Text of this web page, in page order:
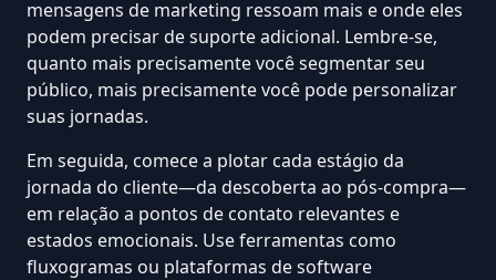
mensagens de marketing ressoam mais e onde eles
podem precisar de suporte adicional. Lembre-se,
quanto mais precisamente você segmentar seu
público, mais precisamente você pode personalizar
suas jornadas.
Em seguida, comece a plotar cada estágio da
jornada do cliente—da descoberta ao pós-compra—
em relação a pontos de contato relevantes e
estados emocionais. Use ferramentas como
fluxogramas ou plataformas de software